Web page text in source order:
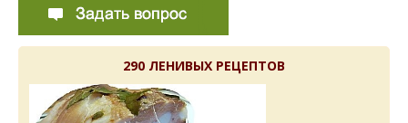
290 ЛЕНИВЫХ РЕЦЕПТОВ